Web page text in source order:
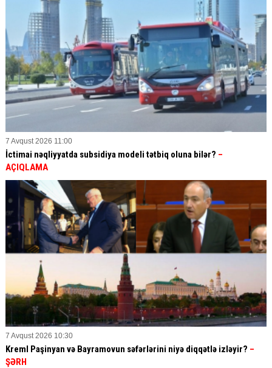
7 Avqust 2026 11:00
İctimai nəqliyyatda subsidiya modeli tətbiq oluna bilər? –
AÇIQLAMA
7 Avqust 2026 10:30
Kreml Paşinyan və Bayramovun səfərlərini niyə diqqətlə izləyir? –
ŞƏRH